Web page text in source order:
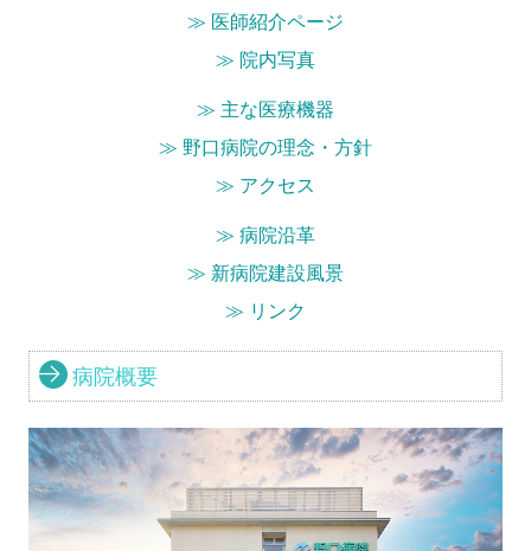
≫ 医師紹介ページ
≫ 院内写真
≫ 主な医療機器
≫ 野口病院の理念・方針
≫ アクセス
≫ 病院沿革
≫ 新病院建設風景
≫ リンク
病院概要